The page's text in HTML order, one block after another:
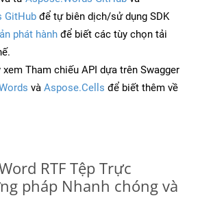
GitHub để tự biên dịch/sử dụng SDK
phát hành để biết các tùy chọn tải
xem Tham chiếu API dựa trên Swagger
và Aspose.Cells để biết thêm về
RTF Tệp Trực
pháp Nhanh chóng và